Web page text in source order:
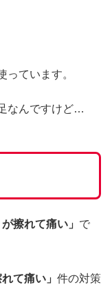
ています。
なんですけど…
擦れて痛い」 で
て痛い」 件の対策